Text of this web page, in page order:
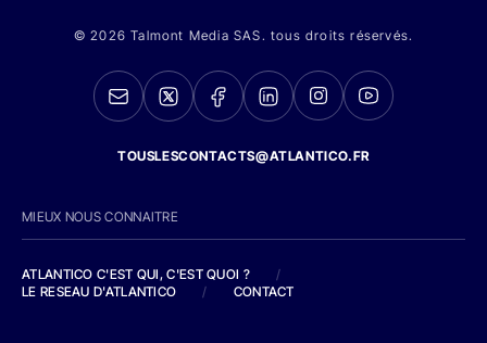
© 2026 Talmont Media SAS. tous droits réservés.
TOUSLESCONTACTS@ATLANTICO.FR
MIEUX NOUS CONNAITRE
ATLANTICO C'EST QUI, C'EST QUOI ?
/
LE RESEAU D'ATLANTICO
/ CONTACT